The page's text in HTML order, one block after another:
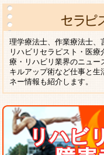
理学療法士、作業療法士
リハビリセラピスト・医
療・リハビリ業界のニュー
キルアップ術など仕事と
ネー情報も紹介します。